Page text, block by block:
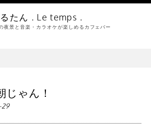
るたん . Le temps .
夜景と音楽・カラオケが楽しめるカフェバー
ゃん！
29